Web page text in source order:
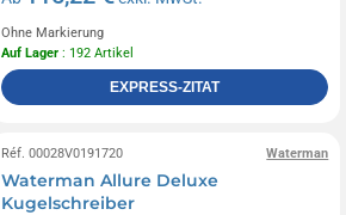
Ohne Markierung
Auf Lager: 192 Artikel
EXPRESS-ZITAT
Waterman
Réf. 00028V0191720
Waterman Allure Deluxe
Kugelschreiber